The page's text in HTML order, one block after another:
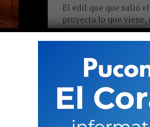
El edil que que salió
proyecta lo que
cuestionamientos por
ACTUALIDAD 6 años atrás
Municipalidad
director del
tener causa